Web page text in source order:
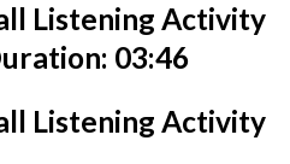
Listening Activity
03:46
Listening Activity